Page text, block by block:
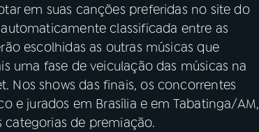
em suas canções preferidas no site do
classificada entre as
escolhidas as outras músicas que
uma fase de veiculação das músicas na
Nos shows das finais, os concorrentes
e jurados em Brasília e em Tabatinga/AM,
categorias de premiação.